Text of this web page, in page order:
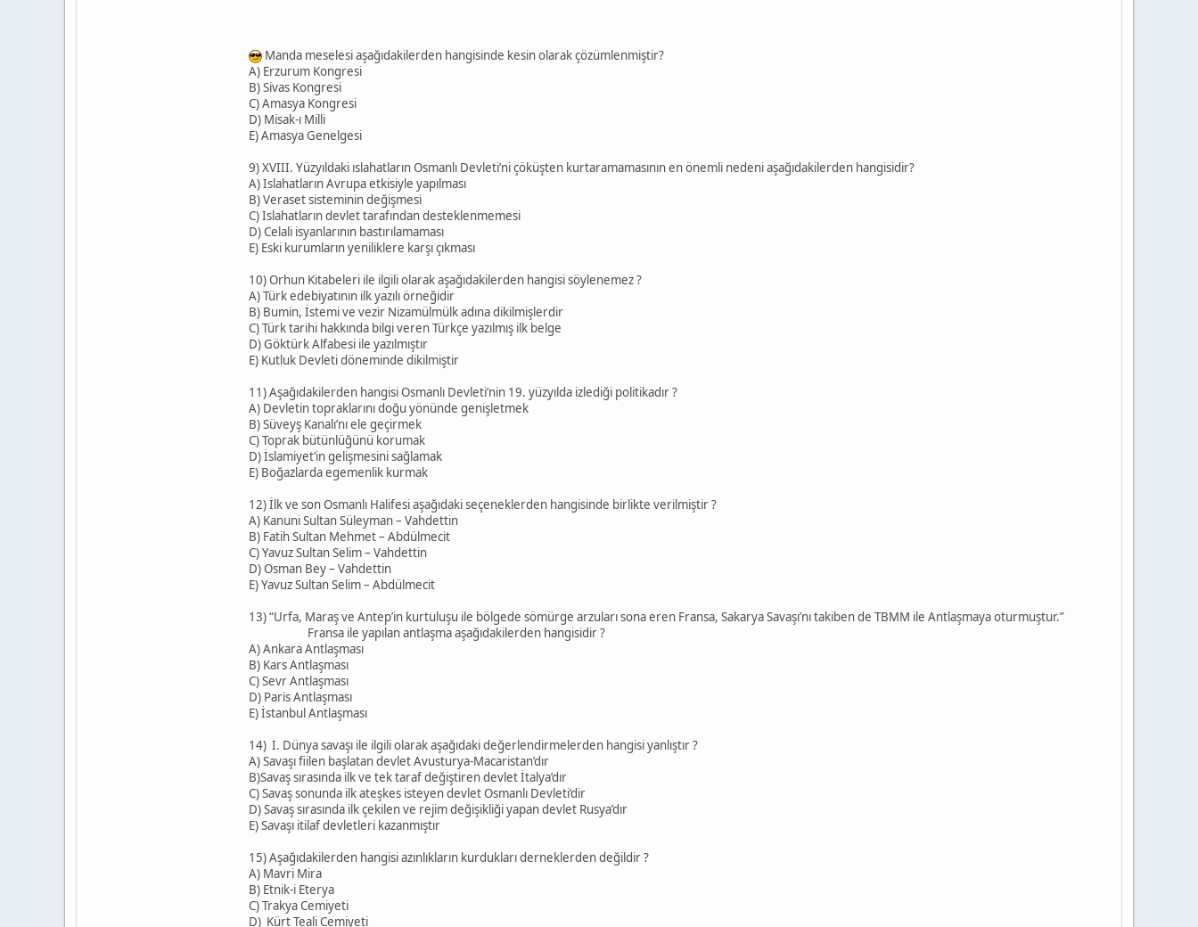
Manda meselesi aşağıdakilerden hangisinde kesin olarak çözümlenmiştir?
A) Erzurum Kongresi
B) Sivas Kongresi
C) Amasya Kongresi
D) Misak-ı Milli
E) Amasya Genelgesi
9) XVIII. Yüzyıldaki ıslahatların Osmanlı Devleti’ni çöküşten kurtaramamasının en önemli nedeni aşağıdakilerden hangisidir?
A) Islahatların Avrupa etkisiyle yapılması
B) Veraset sisteminin değişmesi
C) Islahatların devlet tarafından desteklenmemesi
D) Celali isyanlarının bastırılamaması
E) Eski kurumların yeniliklere karşı çıkması
10) Orhun Kitabeleri ile ilgili olarak aşağıdakilerden hangisi söylenemez ?
A) Türk edebiyatının ilk yazılı örneğidir
B) Bumin, İstemi ve vezir Nizamülmülk adına dikilmişlerdir
C) Türk tarihi hakkında bilgi veren Türkçe yazılmış ilk belge
D) Göktürk Alfabesi ile yazılmıştır
E) Kutluk Devleti döneminde dikilmiştir
11) Aşağıdakilerden hangisi Osmanlı Devleti’nin 19. yüzyılda izlediği politikadır ?
A) Devletin topraklarını doğu yönünde genişletmek
B) Süveyş Kanalı’nı ele geçirmek
C) Toprak bütünlüğünü korumak
D) İslamiyet’in gelişmesini sağlamak
E) Boğazlarda egemenlik kurmak
12) İlk ve son Osmanlı Halifesi aşağıdaki seçeneklerden hangisinde birlikte verilmiştir ?
A) Kanuni Sultan Süleyman – Vahdettin
B) Fatih Sultan Mehmet – Abdülmecit
C) Yavuz Sultan Selim – Vahdettin
D) Osman Bey – Vahdettin
E) Yavuz Sultan Selim – Abdülmecit
13) “Urfa, Maraş ve Antep’in kurtuluşu ile bölgede sömürge arzuları sona eren Fransa, Sakarya Savaşı’nı takiben de TBMM ile Antlaşmaya oturmuştur.”
Fransa ile yapılan antlaşma aşağıdakilerden hangisidir ?
A) Ankara Antlaşması
B) Kars Antlaşması
C) Sevr Antlaşması
D) Paris Antlaşması
E) İstanbul Antlaşması
14) I. Dünya savaşı ile ilgili olarak aşağıdaki değerlendirmelerden hangisi yanlıştır ?
A) Savaşı fiilen başlatan devlet Avusturya-Macaristan’dır
B)Savaş sırasında ilk ve tek taraf değiştiren devlet İtalya’dır
C) Savaş sonunda ilk ateşkes isteyen devlet Osmanlı Devleti’dir
D) Savaş sırasında ilk çekilen ve rejim değişikliği yapan devlet Rusya’dır
E) Savaşı itilaf devletleri kazanmıştır
15) Aşağıdakilerden hangisi azınlıkların kurdukları derneklerden değildir ?
A) Mavri Mira
B) Etnik-i Eterya
C) Trakya Cemiyeti
D) Kürt Teali Cemiyeti